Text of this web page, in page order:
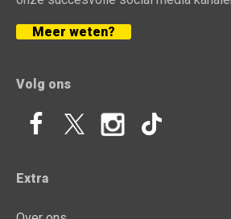
Meer weten?
Volg ons
Extra